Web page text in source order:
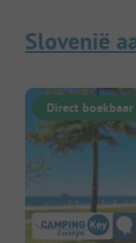
Slovenië
Direct boekbaar